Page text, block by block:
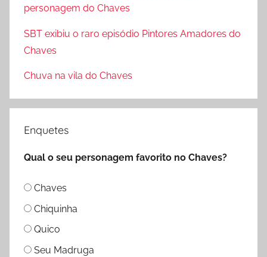
r
:
personagem do Chaves
SBT exibiu o raro episódio Pintores Amadores do
Chaves
Chuva na vila do Chaves
Enquetes
Qual o seu personagem favorito no Chaves?
Chaves
Chiquinha
Quico
Seu Madruga